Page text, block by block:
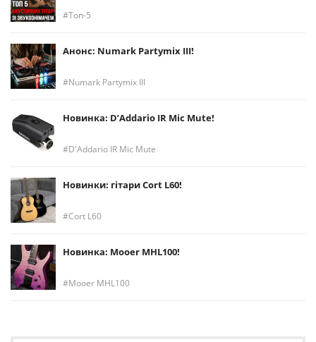
Топ-5
Анонс: Numark Partymix III!
Numark Partymix III
Новинка: D’Addario IR Mic Mute!
D'Addario IR Mic Mute
Новинки: гітари Cort L60!
Cort L60
Новинка: Mooer MHL100!
Mooer MHL100